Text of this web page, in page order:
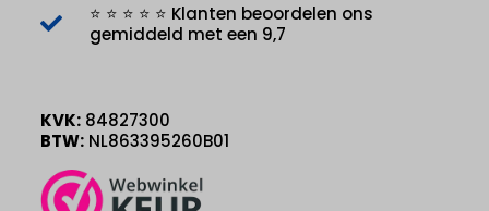
⭐ ⭐ ⭐ ⭐ ⭐ Klanten beoordelen ons
gemiddeld met een 9,7
KVK: 84827300
BTW: NL863395260B01